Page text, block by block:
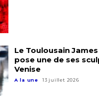
Le Toulousain
pose une de ses
Venise
A la une 13 juillet 2026